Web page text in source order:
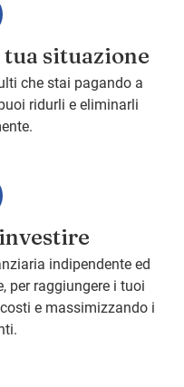
situazione
che stai pagando a
ridurli e eliminarli
indipendente ed
per raggiungere i tuoi
e massimizzando i